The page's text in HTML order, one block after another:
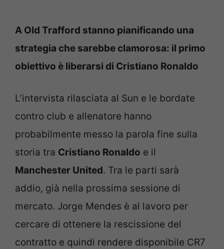
A Old Trafford stanno pianificando una
strategia che sarebbe clamorosa: il primo
obiettivo è liberarsi di Cristiano Ronaldo
L’intervista rilasciata al Sun e le bordate
contro club e allenatore hanno
probabilmente messo la parola fine sulla
storia tra Cristiano Ronaldo e il
Manchester United. Tra le parti sarà
addio, già nella prossima sessione di
mercato. Jorge Mendes è al lavoro per
cercare di ottenere la rescissione del
contratto e quindi rendere disponibile CR7